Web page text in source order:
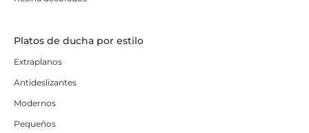
Platos de ducha por estilo
Extraplanos
Antideslizantes
Modernos
Pequeños